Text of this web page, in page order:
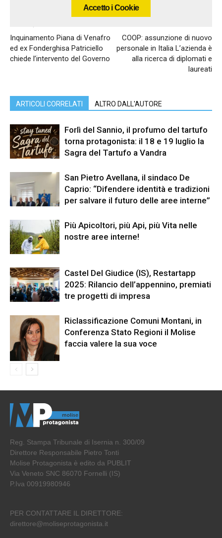
Accetto i Cookie
Inquinamento Piana di Venafro
ed ex Fonderghisa Patriciello
chiede l’intervento del Governo
COOP: assunzione di nuovo
personale in Italia L’azienda è
alla ricerca di diplomati e
laureati
ARTICOLI CORRELATI ALTRO DALL'AUTORE
Forlì del Sannio, il profumo del tartufo
torna protagonista: il 18 e 19 luglio la
Sagra del Tartufo a Vandra
San Pietro Avellana, il sindaco De
Caprio: “Difendere identità e tradizioni
per salvare il futuro delle aree interne”
Più Apicoltori, più Api, più Vita nelle
nostre aree interne!
Castel Del Giudice (IS), Restartapp
2025: Rilancio dell’appennino, premiati
tre progetti di impresa
Riclassificazione Comuni Montani, in
Conferenza Stato Regioni il Molise
faccia valere la sua voce
Reg. Stampa Tribunale di Isernia n. 300/09
Direttore Responsabile Pietro Tonti
Molise Protagonista è edito da PUBLIT
Via Veneto SNC 86070 Fornelli (IS)
P.Iva 00919980946
PER CONTATTARE IL DIRETTORE:
direttore@moliseprotagonista.it